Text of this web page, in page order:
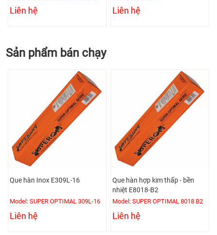
Liên hệ Liên hệ
Sản phẩm bán chạy
Que hàn Inox E309L-16
Model: SUPER OPTIMAL 309L-16
Liên hệ
Que hàn hợp kim thấp - bền
nhiệt E8018-B2
Model: SUPER OPTIMAL 8018 B2
Liên hệ